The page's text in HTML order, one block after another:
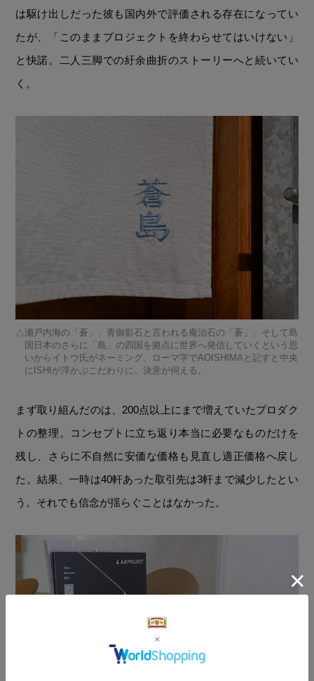
は駆け出しだった彼も国内外で評価される存在になってい
たが、「このままプロジェクトを終わらせてはいけない」
と快諾。二人三脚での紆余曲折のストーリーへと続いてい
く。
瀬戸内海の「蒼」、青御影石と言われる庵治石の「蒼」、そして島
国日本のさらに「島」の四国を拠点に世界へ発信していくという思
いからイトウ氏がネーミング。ローマ字でAOISHIMAと記すと中央
にISHIが浮かぶこだわりに、決意が伺える。
まず取り組んだのは、200点以上にまで増えていたプロダク
トの整理。コンセプトに立ち返り本当に必要なものだけを
残し、さらに不自然に安価な価格も見直し適正価格へ戻し
た。結果、一時は40軒あった取引先は3軒まで減少したとい
う。それでも信念が揺らぐことはなかった。